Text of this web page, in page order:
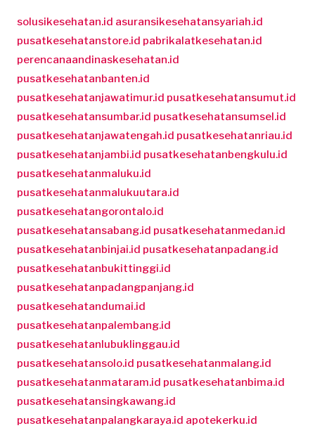
solusikesehatan.id asuransikesehatansyariah.id
pusatkesehatanstore.id pabrikalatkesehatan.id
perencanaandinaskesehatan.id
pusatkesehatanbanten.id
pusatkesehatanjawatimur.id pusatkesehatansumut.id
pusatkesehatansumbar.id pusatkesehatansumsel.id
pusatkesehatanjawatengah.id pusatkesehatanriau.id
pusatkesehatanjambi.id pusatkesehatanbengkulu.id
pusatkesehatanmaluku.id
pusatkesehatanmalukuutara.id
pusatkesehatangorontalo.id
pusatkesehatansabang.id pusatkesehatanmedan.id
pusatkesehatanbinjai.id pusatkesehatanpadang.id
pusatkesehatanbukittinggi.id
pusatkesehatanpadangpanjang.id
pusatkesehatandumai.id
pusatkesehatanpalembang.id
pusatkesehatanlubuklinggau.id
pusatkesehatansolo.id pusatkesehatanmalang.id
pusatkesehatanmataram.id pusatkesehatanbima.id
pusatkesehatansingkawang.id
pusatkesehatanpalangkaraya.id apotekerku.id